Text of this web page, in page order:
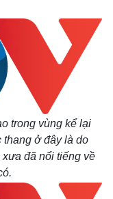
trong vùng kể lại
thang ở đây là do
đã nổi tiếng về